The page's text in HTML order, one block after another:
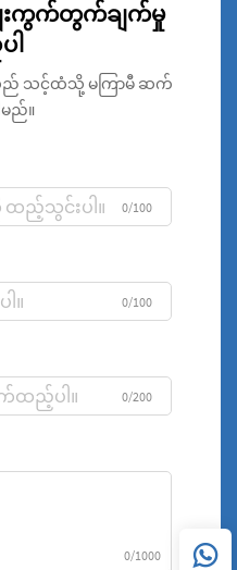
ေးကွက်တွက်ချက်မှု
ါ
သင့်ထံသို့ မကြာမီ ဆက်
ည်။
0/100
0/100
0/200
0/1000